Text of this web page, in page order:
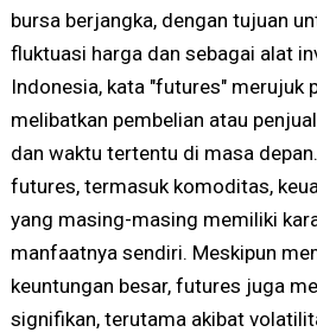
bursa berjangka, dengan tujuan
fluktuasi harga dan sebagai alat
Indonesia, kata "futures" merujuk
melibatkan pembelian atau
dan waktu tertentu di masa
futures, termasuk komoditas,
yang masing-masing memiliki
manfaatnya sendiri. Meskipun
keuntungan besar, futures juga
signifikan, terutama akibat